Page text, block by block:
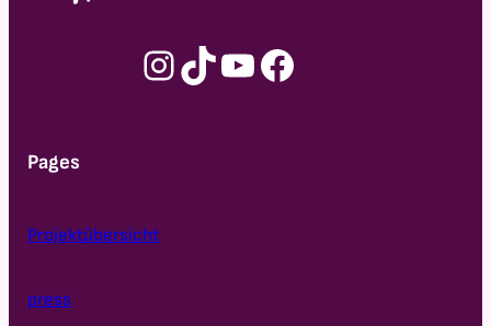
Instagram TikTok YouTube Facebook
Pages
Projektübersicht
press